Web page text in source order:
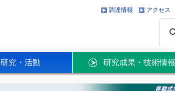
調達情報 アクセス
研究・活動 研究成果・技術情報